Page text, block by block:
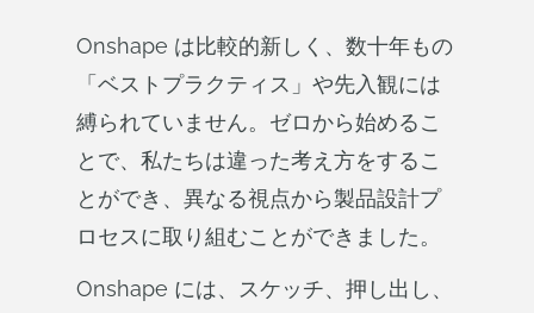
Onshape は比較的新しく、数十年もの
「ベストプラクティス」や先入観には
縛られていません。ゼロから始めるこ
とで、私たちは違った考え方をするこ
とができ、異なる視点から製品設計プ
ロセスに取り組むことができました。
Onshape には、スケッチ、押し出し、